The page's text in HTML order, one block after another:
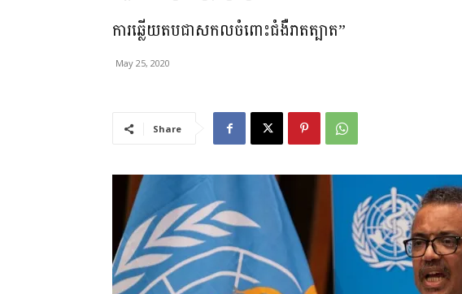
ការឆ្លើយតប​ជា​សកល​ចំពោះ​ជំងឺ​រាតត្បាត”
May 25, 2020
Share